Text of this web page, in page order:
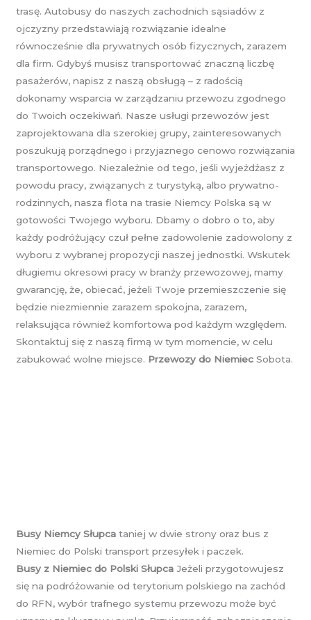
trasę. Autobusy do naszych zachodnich sąsiadów z
ojczyzny przedstawiają rozwiązanie idealne
równocześnie dla prywatnych osób fizycznych, zarazem
dla firm. Gdybyś musisz transportować znaczną liczbę
pasażerów, napisz z naszą obsługą – z radością
dokonamy wsparcia w zarządzaniu przewozu zgodnego
do Twoich oczekiwań. Nasze usługi przewozów jest
zaprojektowana dla szerokiej grupy, zainteresowanych
poszukują porządnego i przyjaznego cenowo rozwiązania
transportowego. Niezależnie od tego, jeśli wyjeżdżasz z
powodu pracy, związanych z turystyką, albo prywatno-
rodzinnych, nasza flota na trasie Niemcy Polska są w
gotowości Twojego wyboru. Dbamy o dobro o to, aby
każdy podróżujący czuł pełne zadowolenie zadowolony z
wyboru z wybranej propozycji naszej jednostki. Wskutek
długiemu okresowi pracy w branży przewozowej, mamy
gwarancję, że, obiecać, jeżeli Twoje przemieszczenie się
będzie niezmiennie zarazem spokojna, zarazem,
relaksująca również komfortowa pod każdym względem.
Skontaktuj się z naszą firmą w tym momencie, w celu
zabukować wolne miejsce. Przewozy do Niemiec Sobota.
Busy Niemcy Słupca taniej w dwie strony oraz bus z
Niemiec do Polski transport przesyłek i paczek.
Busy z Niemiec do Polski Słupca Jeżeli przygotowujesz
się na podróżowanie od terytorium polskiego na zachód
do RFN, wybór trafnego systemu przewozu może być